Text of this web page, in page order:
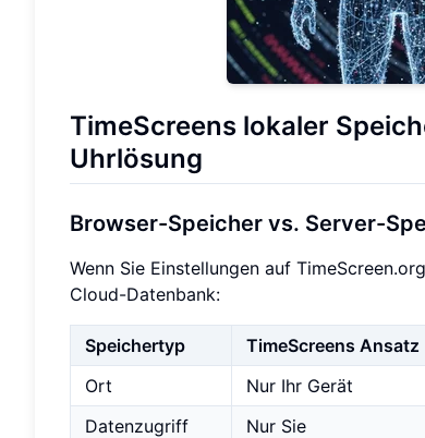
TimeScreens lokaler
Uhrlösung
Browser-Speicher vs. Server-
Wenn Sie Einstellungen auf
Cloud-Datenbank:
Speichertyp TimeScreens Ansatz
Ort
Nur Ihr Gerät
Datenzugriff
Nur Sie